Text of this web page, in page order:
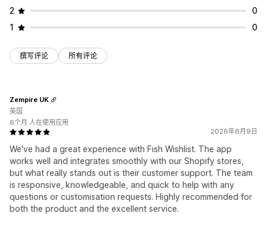
2
0
1
0
撰写评论 所有评论
2026年6月9日
We've had a great experience with Fish Wishlist. The app
works well and integrates smoothly with our Shopify stores,
but what really stands out is their customer support. The team
is responsive, knowledgeable, and quick to help with any
questions or customisation requests. Highly recommended for
both the product and the excellent service.
Zempire UK
英国
6个月 人在使用应用